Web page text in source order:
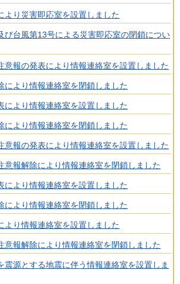
より災害即応室を設置しました
び台風第13号による災害即応室の閉鎖につい
意報の発表により情報連絡室を設置しました
により情報連絡室を閉鎖しました
により情報連絡室を設置しました
により情報連絡室を閉鎖しました
意報の発表により情報連絡室を設置しました
意報解除により情報連絡室を閉鎖しました
により情報連絡室を設置しました
により情報連絡室を閉鎖しました
より情報連絡室を設置しました
意報解除により情報連絡室を閉鎖しました
震源とする地震に伴う情報連絡室を設置しま